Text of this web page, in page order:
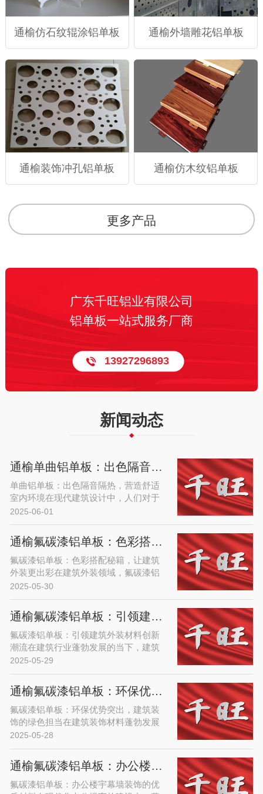
通榆仿石纹辊涂铝单板 通榆外墙雕花铝单板
通榆装饰冲孔铝单板 通榆仿木纹铝单板
更多产品
广东千旺铝业有限公司
铝单板一站式服务厂商
13927296893
新闻动态
通榆单曲铝单板：出色隔音隔热，营造舒适室内环境
单曲铝单板：出色隔音隔热，营造舒适
室内环境在现代建筑设计中，人们对于
室内环境的舒适度要求日益提高，而隔
音隔热性能是衡量室内环境质量的重要
指标。单曲铝单......
2025-06-01
通榆氟碳漆铝单板：色彩搭配秘籍，让建筑外装更出彩
氟碳漆铝单板：色彩搭配秘籍，让建筑
外装更出彩在建筑外装领域，氟碳漆铝
单板凭借其优异的性能和丰富的表现
力，成为众多建筑师和设计师的心头
好。而色彩，作为建......
2025-05-30
通榆氟碳漆铝单板：引领建筑外装材料创新潮流
氟碳漆铝单板：引领建筑外装材料创新
潮流在建筑行业蓬勃发展的当下，建筑
外装材料不仅承担着保护建筑主体的基
本功能，更成为展现建筑风格、彰显城
市风貌的关键元......
2025-05-29
通榆氟碳漆铝单板：环保优势突出，建筑装饰的绿色担当
氟碳漆铝单板：环保优势突出，建筑装
饰的绿色担当在建筑装饰材料蓬勃发展
的当下，环保已成为衡量材料优劣的关
键指标。氟碳漆铝单板凭借其突出的环
保优势，在众多......
2025-05-28
通榆氟碳漆铝单板：办公楼宇幕墙装饰的优质材料
氟碳漆铝单板：办公楼宇幕墙装饰的优